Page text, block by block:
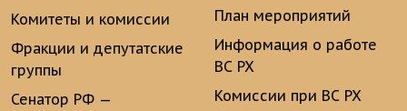
Комитеты и комиссии
Фракции и депутатские
группы
Сенатор РФ —
План мероприятий
Информация о работе
ВС РХ
Комиссии при ВС РХ